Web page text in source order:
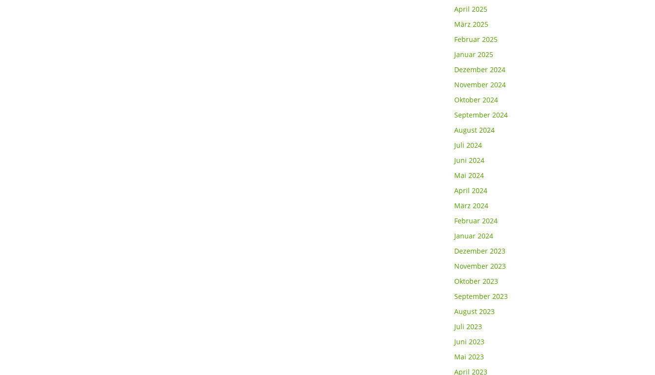
April 2025
März 2025
Februar 2025
Januar 2025
Dezember 2024
November 2024
Oktober 2024
September 2024
August 2024
Juli 2024
Juni 2024
Mai 2024
April 2024
März 2024
Februar 2024
Januar 2024
Dezember 2023
November 2023
Oktober 2023
September 2023
August 2023
Juli 2023
Juni 2023
Mai 2023
April 2023